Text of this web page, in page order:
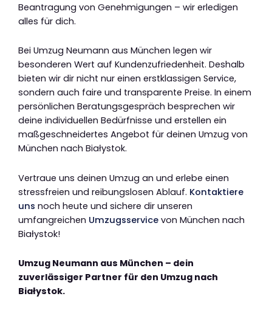
Beantragung von Genehmigungen – wir erledigen
alles für dich.
Bei Umzug Neumann aus München legen wir
besonderen Wert auf Kundenzufriedenheit. Deshalb
bieten wir dir nicht nur einen erstklassigen Service,
sondern auch faire und transparente Preise. In einem
persönlichen Beratungsgespräch besprechen wir
deine individuellen Bedürfnisse und erstellen ein
maßgeschneidertes Angebot für deinen Umzug von
München nach Białystok.
Vertraue uns deinen Umzug an und erlebe einen
stressfreien und reibungslosen Ablauf. Kontaktiere
uns noch heute und sichere dir unseren
umfangreichen Umzugsservice von München nach
Białystok!
Umzug Neumann aus München – dein
zuverlässiger Partner für den Umzug nach
Białystok.